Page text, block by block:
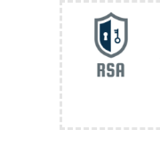
contenu